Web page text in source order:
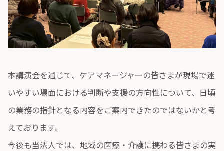
本講演会を通じて、ケアマネージャーの皆さまが現場で迷
いやすい場面における判断や支援の方向性について、日頃
の業務の指針となる内容をご案内できたのではないかと考
えております。
今後も当法人では、地域の医療・介護に携わる皆さまの実